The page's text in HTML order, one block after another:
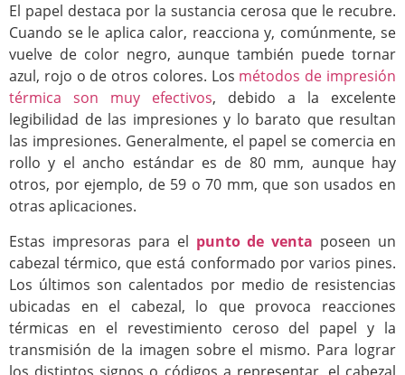
El papel destaca por la sustancia cerosa que le recubre.
Cuando se le aplica calor, reacciona y, comúnmente, se
vuelve de color negro, aunque también puede tornar
azul, rojo o de otros colores. Los métodos de impresión
térmica son muy efectivos, debido a la excelente
legibilidad de las impresiones y lo barato que resultan
las impresiones. Generalmente, el papel se comercia en
rollo y el ancho estándar es de 80 mm, aunque hay
otros, por ejemplo, de 59 o 70 mm, que son usados en
otras aplicaciones.
Estas impresoras para el punto de venta poseen un
cabezal térmico, que está conformado por varios pines.
Los últimos son calentados por medio de resistencias
ubicadas en el cabezal, lo que provoca reacciones
térmicas en el revestimiento ceroso del papel y la
transmisión de la imagen sobre el mismo. Para lograr